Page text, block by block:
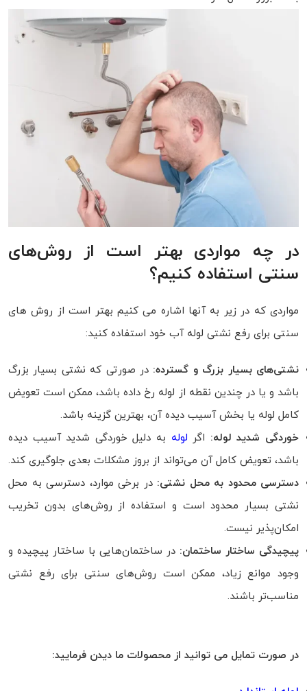
در چه مواردی بهتر است از روش‌های
سنتی استفاده کنیم؟
مواردی که در زیر به آنها اشاره می کنیم بهتر است از روش های
سنتی برای رفع نشتی لوله آب خود استفاده کنید:
نشتی‌های بسیار بزرگ و گسترده: در صورتی که نشتی بسیار بزرگ
باشد و یا در چندین نقطه از لوله رخ داده باشد، ممکن است تعویض
کامل لوله یا بخش آسیب دیده آن، بهترین گزینه باشد.
خوردگی شدید لوله: اگر لوله به دلیل خوردگی شدید آسیب دیده
باشد، تعویض کامل آن می‌تواند از بروز مشکلات بعدی جلوگیری کند.
دسترسی محدود به محل نشتی: در برخی موارد، دسترسی به محل
نشتی بسیار محدود است و استفاده از روش‌های بدون تخریب
امکان‌پذیر نیست.
پیچیدگی ساختار ساختمان: در ساختمان‌هایی با ساختار پیچیده و
وجود موانع زیاد، ممکن است روش‌های سنتی برای رفع نشتی
مناسب‌تر باشند.
در صورت تمایل می توانید از محصولات ما دیدن فرمایید: